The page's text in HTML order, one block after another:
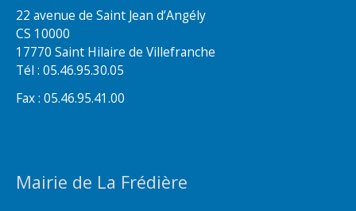
22 avenue de Saint Jean d’Angély
CS 10000
17770 Saint Hilaire de Villefranche
Tél : 05.46.95.30.05
Fax : 05.46.95.41.00
Mairie de La Frédière